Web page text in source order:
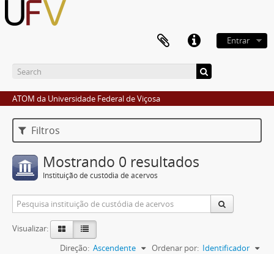
Entrar
ATOM da Universidade Federal de Viçosa
Filtros
Mostrando 0 resultados
Instituição de custódia de acervos
Visualizar:
Ordenar por: Identificador
Direção: Ascendente